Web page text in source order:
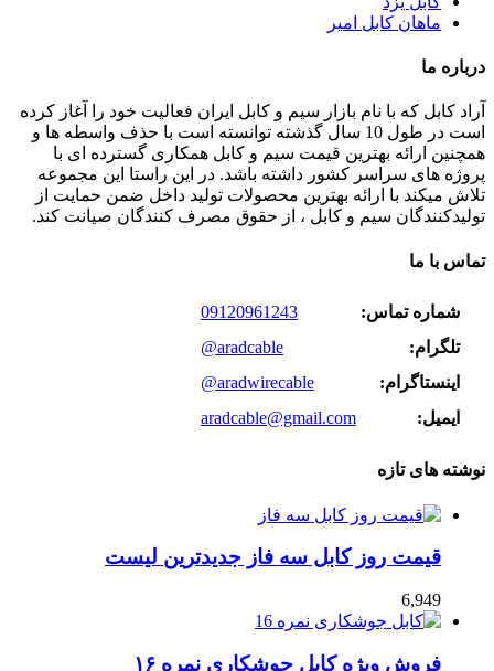
ماهان کابل امیر
درباره ما
آراد کابل که با نام بازار سیم و کابل ایران فعالیت خود را آغاز کرده
است در طول 10 سال گذشته توانسته است با حذف واسطه ها و
همچنین ارائه بهترین قیمت سیم و کابل همکاری گسترده ای با
پروژه های سراسر کشور داشته باشد. در این راستا این مجموعه
تلاش میکند با ارائه بهترین محصولات تولید داخل ضمن حمایت از
تولیدکنندگان سیم و کابل ، از حقوق مصرف کنندگان صیانت کند.
تماس با ما
شماره تماس:
09120961243
تلگرام:
@aradcable
اینستاگرام:
@aradwirecable
ایمیل:
aradcable@gmail.com
نوشته های تازه
قیمت روز کابل سه فاز جدیدترین لیست
6,949
فروش ویژه کابل جوشکاری نمره ۱۶